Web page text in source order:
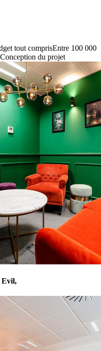
tout comprisEntre 100 000
Conception du projet
Evil,